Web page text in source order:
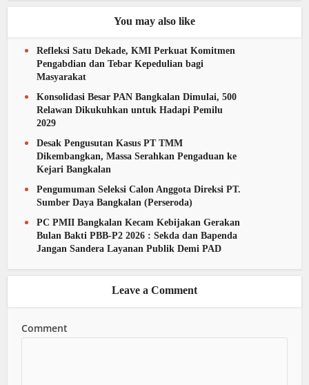
You may also like
Refleksi Satu Dekade, KMI Perkuat Komitmen
Pengabdian dan Tebar Kepedulian bagi
Masyarakat
Konsolidasi Besar PAN Bangkalan Dimulai, 500
Relawan Dikukuhkan untuk Hadapi Pemilu
2029
Desak Pengusutan Kasus PT TMM
Dikembangkan, Massa Serahkan Pengaduan ke
Kejari Bangkalan
Pengumuman Seleksi Calon Anggota Direksi PT.
Sumber Daya Bangkalan (Perseroda)
PC PMII Bangkalan Kecam Kebijakan Gerakan
Bulan Bakti PBB-P2 2026 : Sekda dan Bapenda
Jangan Sandera Layanan Publik Demi PAD
Leave a Comment
Comment